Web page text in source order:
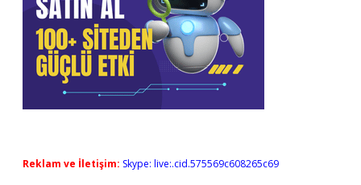
Reklam ve İletişim: Skype: live:.cid.575569c608265c69